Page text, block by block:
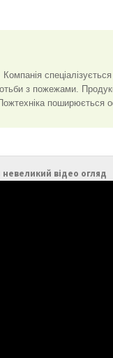
з пожежами.
поширюється
невеликий відео огляд